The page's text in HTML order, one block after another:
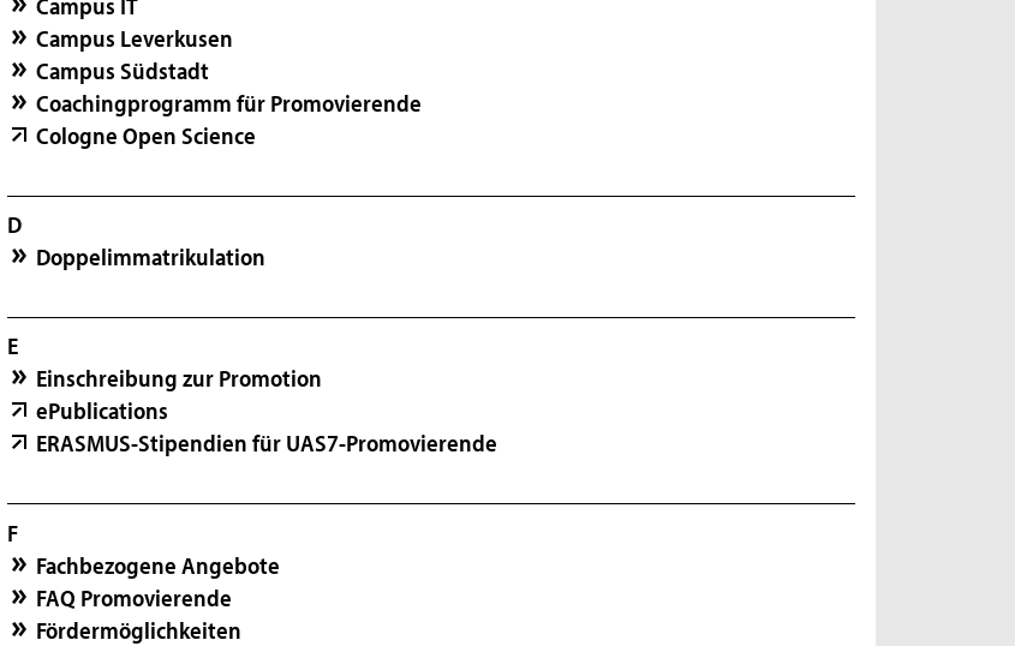
Campus Leverkusen
Campus Südstadt
Coachingprogramm für Promovierende
Cologne Open Science
D
Doppelimmatrikulation
E
Einschreibung zur Promotion
ePublications
ERASMUS-Stipendien für UAS7-Promovierende
F
Fachbezogene Angebote
FAQ Promovierende
Fördermöglichkeiten